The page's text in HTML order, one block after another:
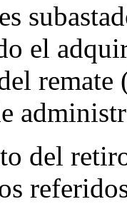
el
remate
del